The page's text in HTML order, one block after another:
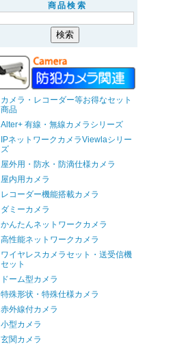
商品検索
カメラ・レコーダー等お得なセット
商品
Alter+ 有線・無線カメラシリーズ
IPネットワークカメラViewlaシリー
ズ
屋外用・防水・防滴仕様カメラ
屋内用カメラ
レコーダー機能搭載カメラ
ダミーカメラ
かんたんネットワークカメラ
高性能ネットワークカメラ
ワイヤレスカメラセット・送受信機
セット
ドーム型カメラ
特殊形状・特殊仕様カメラ
赤外線付カメラ
小型カメラ
玄関カメラ